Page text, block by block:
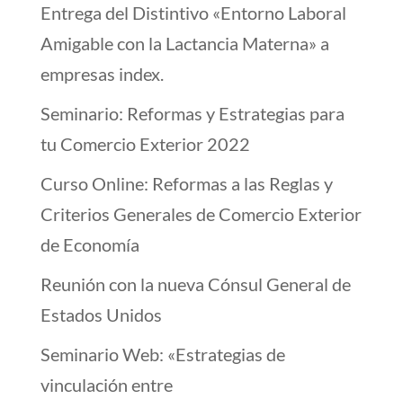
Entrega del Distintivo «Entorno Laboral
Amigable con la Lactancia Materna» a
empresas index.
Seminario: Reformas y Estrategias para
tu Comercio Exterior 2022
Curso Online: Reformas a las Reglas y
Criterios Generales de Comercio Exterior
de Economía
Reunión con la nueva Cónsul General de
Estados Unidos
Seminario Web: «Estrategias de
vinculación entre